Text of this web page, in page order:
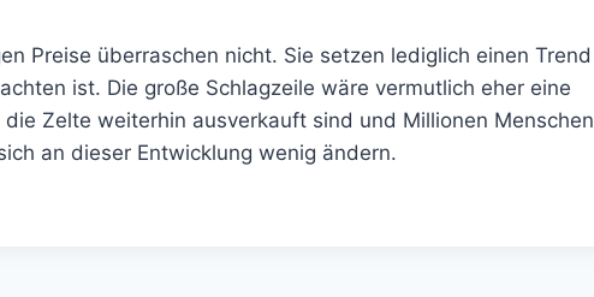
Preise überraschen nicht. Sie setzen lediglich einen Trend
ist. Die große Schlagzeile wäre vermutlich eher eine
Zelte weiterhin ausverkauft sind und Millionen Menschen
an dieser Entwicklung wenig ändern.